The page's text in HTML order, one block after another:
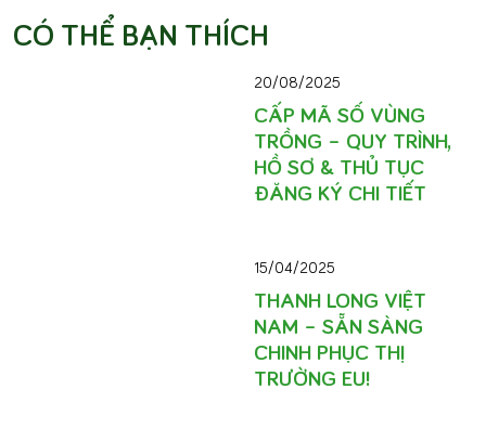
CÓ THỂ BẠN THÍCH
20/08/2025
CẤP MÃ SỐ VÙNG
TRỒNG – QUY TRÌNH,
HỒ SƠ & THỦ TỤC
ĐĂNG KÝ CHI TIẾT
15/04/2025
THANH LONG VIỆT
NAM – SẴN SÀNG
CHINH PHỤC THỊ
TRƯỜNG EU!